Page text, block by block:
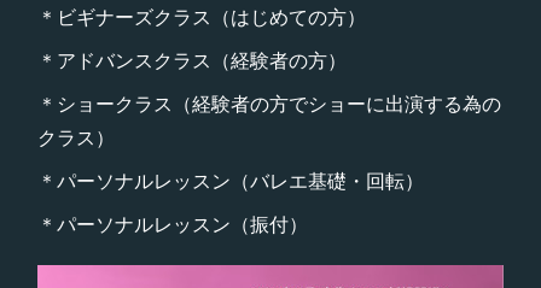
＊ビギナーズクラス（はじめての方）
＊アドバンスクラス（経験者の方）
＊ショークラス（経験者の方でショーに出演する為の
クラス）
＊パーソナルレッスン（バレエ基礎・回転）
＊パーソナルレッスン（振付）